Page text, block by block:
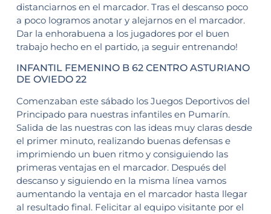
distanciarnos en el marcador. Tras el descanso poco
a poco logramos anotar y alejarnos en el marcador.
Dar la enhorabuena a los jugadores por el buen
trabajo hecho en el partido, ¡a seguir entrenando!
INFANTIL FEMENINO B 62 CENTRO ASTURIANO
DE OVIEDO 22
Comenzaban este sábado los Juegos Deportivos del
Principado para nuestras infantiles en Pumarín.
Salida de las nuestras con las ideas muy claras desde
el primer minuto, realizando buenas defensas e
imprimiendo un buen ritmo y consiguiendo las
primeras ventajas en el marcador. Después del
descanso y siguiendo en la misma línea vamos
aumentando la ventaja en el marcador hasta llegar
al resultado final. Felicitar al equipo visitante por el